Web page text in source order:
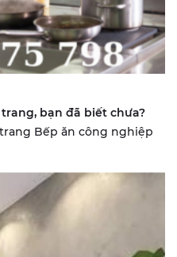
bạn đã biết chưa?
Bếp ăn công nghiệp